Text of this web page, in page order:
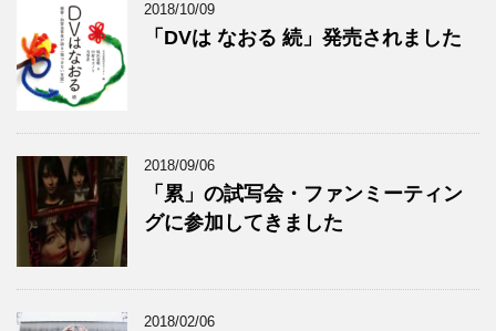
2018/10/09
「DVは なおる 続」発売されました
2018/09/06
「累」の試写会・ファンミーティン
グに参加してきました
2018/02/06